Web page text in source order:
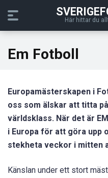
Här hittar du
Em Fotboll
Europamästerskapen i
oss som älskar att titta
världsklass. När det är
i Europa för att göra upp
stekheta veckor i mitten
Känslan under ett stort